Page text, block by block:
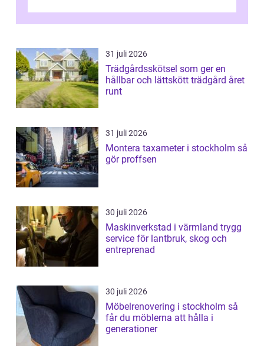
31 juli 2026
Trädgårdsskötsel som ger en
hållbar och lättskött trädgård året
runt
31 juli 2026
Montera taxameter i stockholm så
gör proffsen
30 juli 2026
Maskinverkstad i värmland trygg
service för lantbruk, skog och
entreprenad
30 juli 2026
Möbelrenovering i stockholm så
får du möblerna att hålla i
generationer